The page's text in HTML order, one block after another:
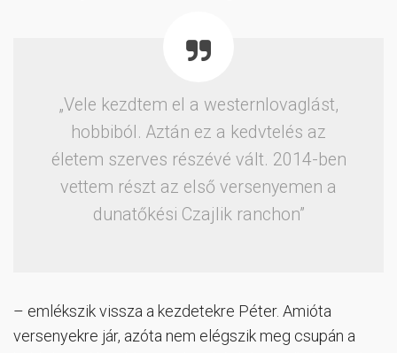
„Vele kezdtem el a westernlovaglást,
hobbiból. Aztán ez a kedvtelés az
életem szerves részévé vált. 2014-ben
vettem részt az első versenyemen a
dunatőkési Czajlik ranchon”
– emlékszik vissza a kezdetekre Péter. Amióta
versenyekre jár, azóta nem elégszik meg csupán a